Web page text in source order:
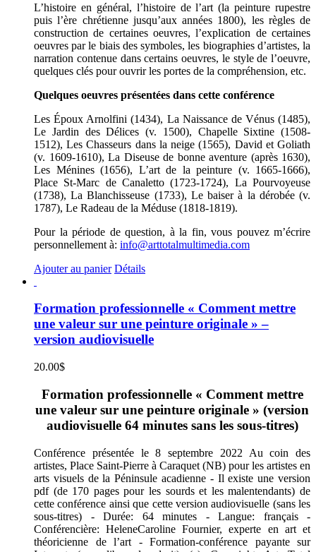
L’histoire en général, l’histoire de l’art (la peinture rupestre
puis l’ère chrétienne jusqu’aux années 1800), les règles de
construction de certaines oeuvres, l’explication de certaines
oeuvres par le biais des symboles, les biographies d’artistes, la
narration contenue dans certains oeuvres, le style de l’oeuvre,
quelques clés pour ouvrir les portes de la compréhension, etc.
Quelques oeuvres présentées dans cette conférence
Les Époux Arnolfini (1434), La Naissance de Vénus (1485),
Le Jardin des Délices (v. 1500), Chapelle Sixtine (1508-
1512), Les Chasseurs dans la neige (1565), David et Goliath
(v. 1609-1610), La Diseuse de bonne aventure (après 1630),
Les Ménines (1656), L’art de la peinture (v. 1665-1666),
Place St-Marc de Canaletto (1723-1724), La Pourvoyeuse
(1738), La Blanchisseuse (1733), Le baiser à la dérobée (v.
1787), Le Radeau de la Méduse (1818-1819).
Pour la période de question, à la fin, vous pouvez m’écrire
personnellement à: info@arttotalmultimedia.com
Ajouter au panier Détails
Formation professionnelle « Comment mettre
une valeur sur une peinture originale » –
version audiovisuelle
20.00$
Formation professionnelle « Comment mettre
une valeur sur une peinture originale » (version
audiovisuelle 64 minutes sans les sous-titres)
Conférence présentée le 8 septembre 2022 Au coin des
artistes, Place Saint-Pierre à Caraquet (NB) pour les artistes en
arts visuels de la Péninsule acadienne - Il existe une version
pdf (de 170 pages pour les sourds et les malentendants) de
cette conférence ainsi que cette version audiovisuelle (sans les
sous-titres) - Durée: 64 minutes - Langue: français -
Conférencière: HeleneCaroline Fournier, experte en art et
théoricienne de l’art - Formation-conférence payante sur